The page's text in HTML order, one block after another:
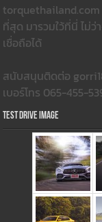
torquethailand.com
ที่สุด มารวมใว้ที่นี่ ไม่
เชื่อถือได้
สนับสนุนติดต่อ
เบอร์โทร 065-455-
Test Drive Image